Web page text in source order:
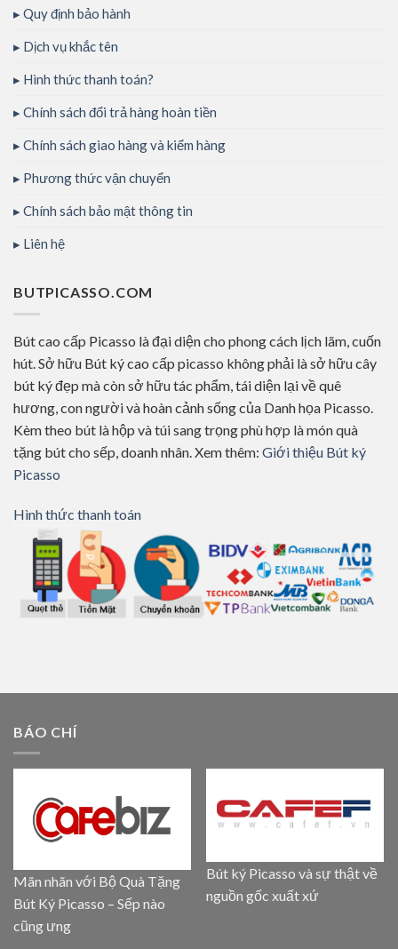
Quy định bảo hành
Dịch vụ khắc tên
Hình thức thanh toán?
Chính sách đổi trả hàng hoàn tiền
Chính sách giao hàng và kiểm hàng
Phương thức vận chuyển
Chính sách bảo mật thông tin
Liên hệ
BUTPICASSO.COM
Bút cao cấp Picasso là đại diện cho phong cách lịch lãm, cuốn
hút. Sở hữu Bút ký cao cấp picasso không phải là sở hữu cây
bút ký đẹp mà còn sở hữu tác phẩm, tái diện lại về quê
hương, con người và hoàn cảnh sống của Danh họa Picasso.
Kèm theo bút là hộp và túi sang trọng phù hợp là món quà
tặng bút cho sếp, doanh nhân. Xem thêm: Giới thiệu Bút ký
Picasso
Hình thức thanh toán
BÁO CHÍ
Mãn nhãn với Bộ Quà Tặng
Bút Ký Picasso – Sếp nào
cũng ưng
Bút ký Picasso và sự thật về
nguồn gốc xuất xứ